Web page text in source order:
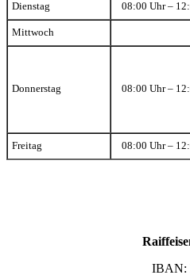
Dienstag 08:00 Uhr –
Mittwoch
Donnerstag 08:00 Uhr –
Freitag 08:00 Uhr –
IBAN: